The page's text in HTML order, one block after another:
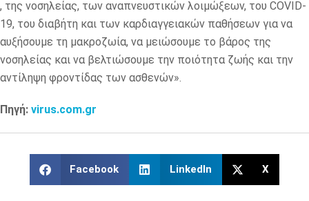
, της νοσηλείας, των αναπνευστικών λοιμώξεων, του COVID-
19, του διαβήτη και των καρδιαγγειακών παθήσεων για να
αυξήσουμε τη μακροζωία, να μειώσουμε το βάρος της
νοσηλείας και να βελτιώσουμε την ποιότητα ζωής και την
αντίληψη φροντίδας των ασθενών».
Πηγή: virus.com.gr
Facebook LinkedIn X